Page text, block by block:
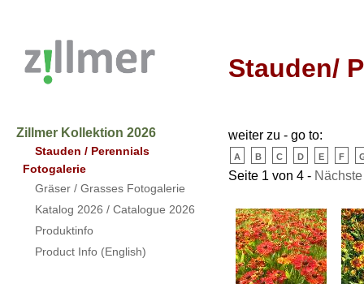
Zillmer Kollektion 2026
Stauden / Perennials
Fotogalerie
Gräser / Grasses Fotogalerie
Katalog 2026 / Catalogue 2026
Produktinfo
Product Info (English)
Stauden/
weiter zu - go to:
a
b c d e f
Seite 1 von 4 -